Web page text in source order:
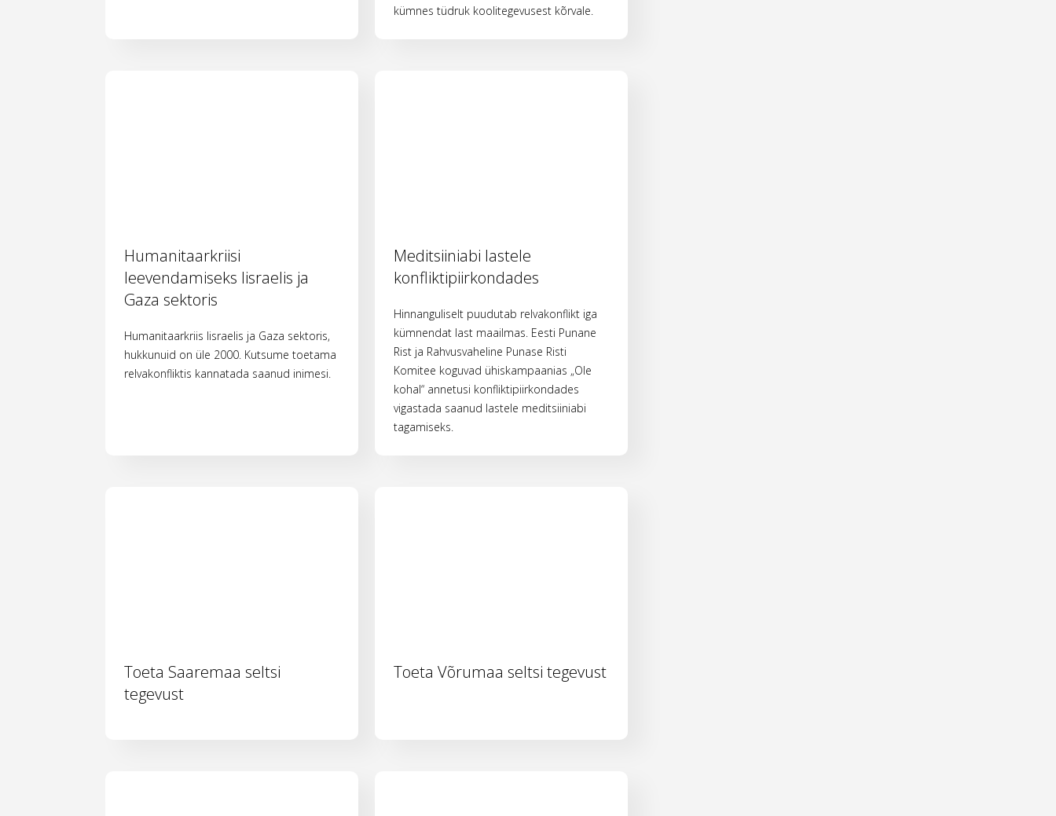
kümnes tüdruk koolitegevusest kõrvale.
Humanitaarkriisi
leevendamiseks Iisraelis ja
Gaza sektoris
Humanitaarkriis Iisraelis ja Gaza sektoris,
hukkunuid on üle 2000. Kutsume toetama
relvakonfliktis kannatada saanud inimesi.
Meditsiiniabi lastele
konfliktipiirkondades
Hinnanguliselt puudutab relvakonflikt iga
kümnendat last maailmas. Eesti Punane
Rist ja Rahvusvaheline Punase Risti
Komitee koguvad ühiskampaanias „Ole
kohal“ annetusi konfliktipiirkondades
vigastada saanud lastele meditsiiniabi
tagamiseks.
Toeta Saaremaa seltsi
tegevust
Toeta Võrumaa seltsi tegevust